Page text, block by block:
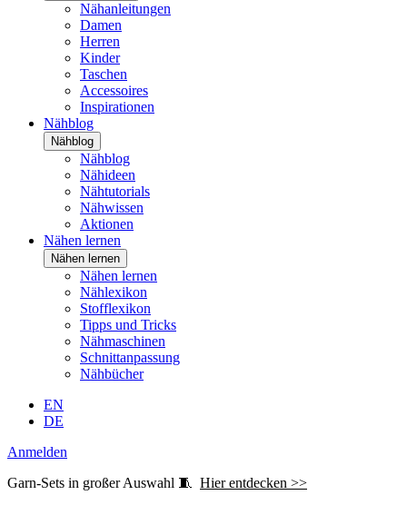
Nähanleitungen
Damen
Herren
Kinder
Taschen
Accessoires
Inspirationen
Nähblog
Nähblog
Nähblog
Nähideen
Nähtutorials
Nähwissen
Aktionen
Nähen lernen
Nähen lernen
Nähen lernen
Nählexikon
Stofflexikon
Tipps und Tricks
Nähmaschinen
Schnittanpassung
Nähbücher
EN
DE
Anmelden
Garn-Sets in großer Auswahl 🧵 Hier entdecken >>